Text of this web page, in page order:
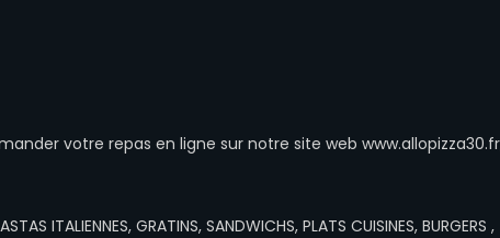
votre repas en ligne sur notre site web
ITALIENNES, GRATINS, SANDWICHS, PLATS CUISINES, BURGERS ,